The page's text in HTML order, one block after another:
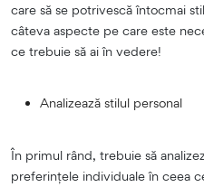
care să se potrivescă întocmai
câteva aspecte pe care este
ce trebuie să ai în vedere!
Analizează stilul personal
În primul rând, trebuie să
preferințele individuale în ceea